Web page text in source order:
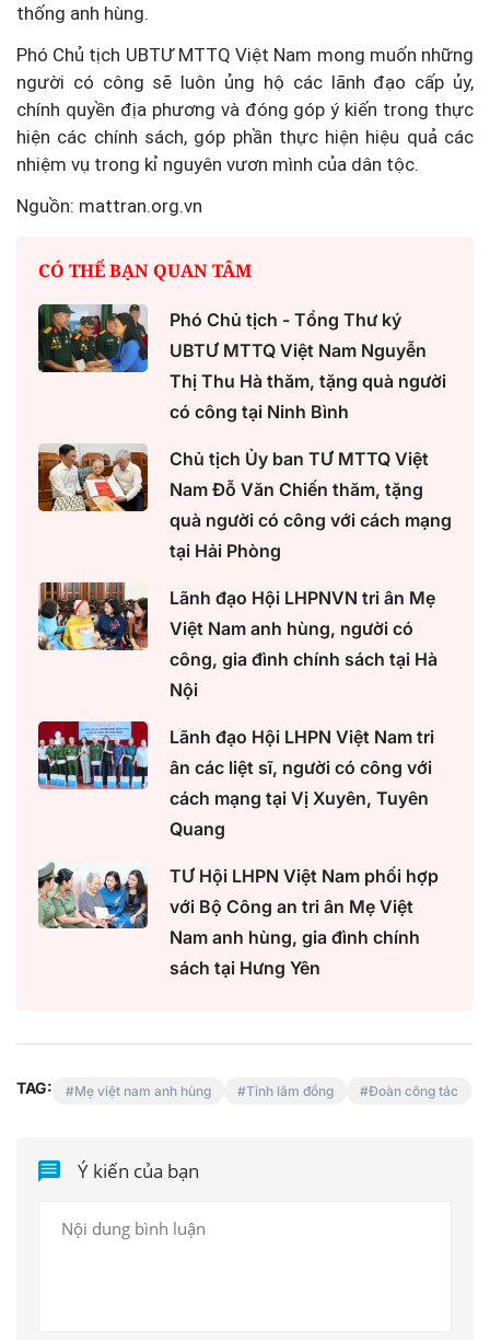
thống anh hùng.
Phó Chủ tịch UBTƯ MTTQ Việt Nam mong muốn những
người có công sẽ luôn ủng hộ các lãnh đạo cấp ủy,
chính quyền địa phương và đóng góp ý kiến trong thực
hiện các chính sách, góp phần thực hiện hiệu quả các
nhiệm vụ trong kỉ nguyên vươn mình của dân tộc.
Nguồn: mattran.org.vn
CÓ THỂ BẠN QUAN TÂM
Phó Chủ tịch - Tổng Thư ký
UBTƯ MTTQ Việt Nam Nguyễn
Thị Thu Hà thăm, tặng quà người
có công tại Ninh Bình
Chủ tịch Ủy ban TƯ MTTQ Việt
Nam Đỗ Văn Chiến thăm, tặng
quà người có công với cách mạng
tại Hải Phòng
Lãnh đạo Hội LHPNVN tri ân Mẹ
Việt Nam anh hùng, người có
công, gia đình chính sách tại Hà
Nội
Lãnh đạo Hội LHPN Việt Nam tri
ân các liệt sĩ, người có công với
cách mạng tại Vị Xuyên, Tuyên
Quang
TƯ Hội LHPN Việt Nam phối hợp
với Bộ Công an tri ân Mẹ Việt
Nam anh hùng, gia đình chính
sách tại Hưng Yên
TAG: Mẹ việt nam anh hùng Tỉnh lâm đồng Đoàn công tác
Ý kiến của bạn